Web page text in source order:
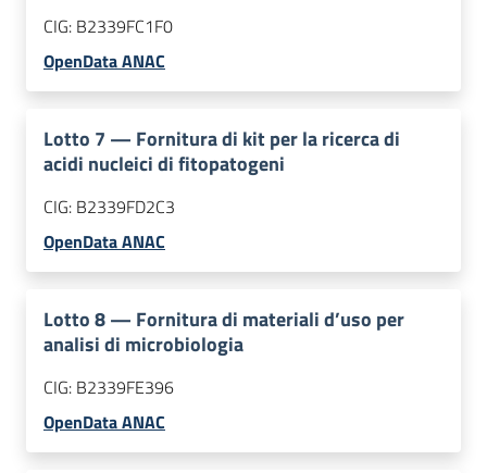
CIG: B2339FC1F0
OpenData ANAC
Lotto 7 — Fornitura di kit per la ricerca di
acidi nucleici di fitopatogeni
CIG: B2339FD2C3
OpenData ANAC
Lotto8— Fornitura di materiali d’uso per
analisi di microbiologia
CIG: B2339FE396
OpenData ANAC